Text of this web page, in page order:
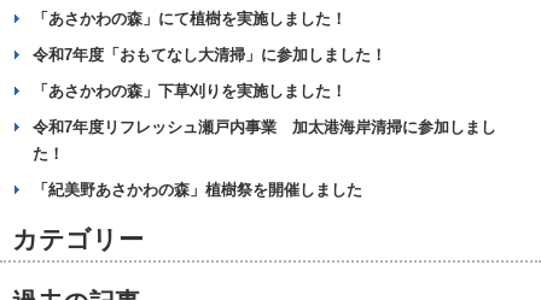
「あさかわの森」にて植樹を実施しました！
令和7年度「おもてなし大清掃」に参加しました！
「あさかわの森」下草刈りを実施しました！
令和7年度リフレッシュ瀬戸内事業 加太港海岸清掃に参加しまし
た！
「紀美野あさかわの森」植樹祭を開催しました
カテゴリー